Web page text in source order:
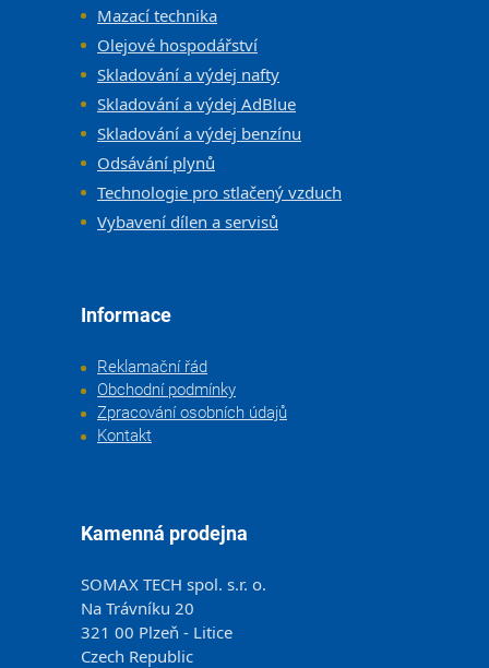
Mazací technika
Olejové hospodářství
Skladování a výdej nafty
Skladování a výdej AdBlue
Skladování a výdej benzínu
Odsávání plynů
Technologie pro stlačený vzduch
Vybavení dílen a servisů
Informace
Reklamační řád
Obchodní podmínky
Zpracování osobních údajů
Kontakt
Kamenná prodejna
SOMAX TECH spol. s.r. o.
Na Trávníku 20
321 00 Plzeň - Litice
Czech Republic